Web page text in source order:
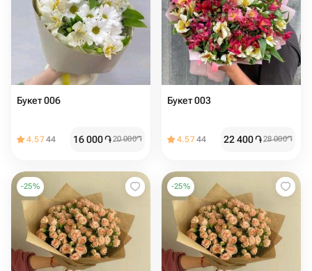
Букет 006
4.5744 16 000֏20 000֏
Букет 003
4.5744 22 400֏28 000֏
-25% -25%